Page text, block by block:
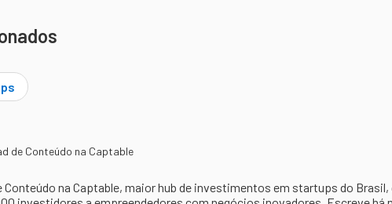
de Conteúdo na Captable
Conteúdo na Captable, maior hub de investimentos em startups do Brasil,